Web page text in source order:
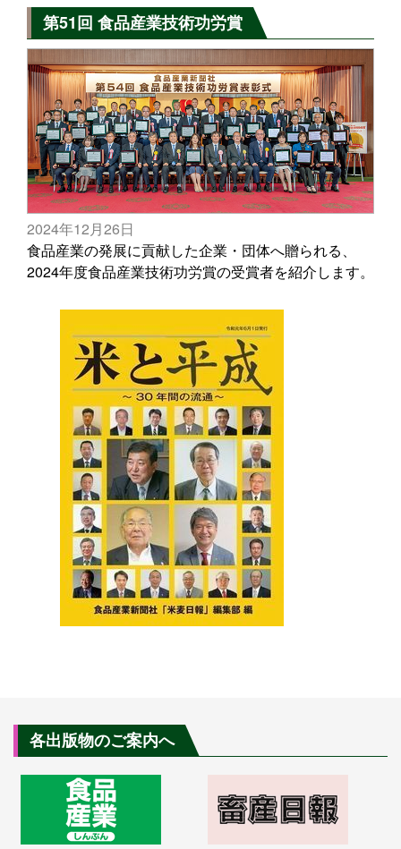
第51回 食品産業技術功労賞
2024年12月26日
食品産業の発展に貢献した企業・団体へ贈られる、
2024年度食品産業技術功労賞の受賞者を紹介します。
各出版物のご案内へ